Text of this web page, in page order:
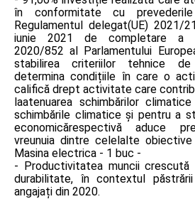
în conformitate cu
Regulamentul delegat(UE) 2021/
iunie 2021 de completare a
2020/852 al Parlamentului
stabilirea criteriilor tehnice de
determina condițiile în care o
califică drept activitate care
laatenuarea schimbărilor
schimbările climatice și pentru a
economicărespectivă aduce
vreunuia dintre celelalte
Masina electrica - 1 buc -
- Productivitatea muncii
durabilitate, în contextul
angajați din 2020.